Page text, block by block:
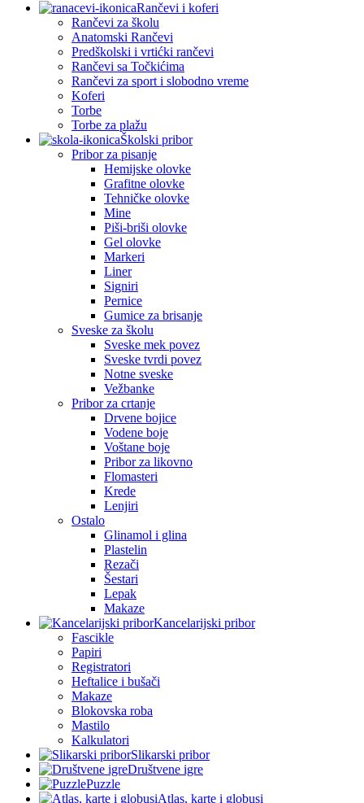
Rančevi i koferi
Rančevi za školu
Anatomski Rančevi
Predškolski i vrtićki rančevi
Rančevi sa Točkićima
Rančevi za sport i slobodno vreme
Koferi
Torbe
Torbe za plažu
Školski pribor
Pribor za pisanje
Hemijske olovke
Grafitne olovke
Tehničke olovke
Mine
Piši-briši olovke
Gel olovke
Markeri
Liner
Signiri
Pernice
Gumice za brisanje
Sveske za školu
Sveske mek povez
Sveske tvrdi povez
Notne sveske
Vežbanke
Pribor za crtanje
Drvene bojice
Vodene boje
Voštane boje
Pribor za likovno
Flomasteri
Krede
Lenjiri
Ostalo
Glinamol i glina
Plastelin
Rezači
Šestari
Lepak
Makaze
Kancelarijski pribor
Fascikle
Papiri
Registratori
Heftalice i bušači
Makaze
Blokovska roba
Mastilo
Kalkulatori
Slikarski pribor
Društvene igre
Puzzle
Atlas, karte i globusi